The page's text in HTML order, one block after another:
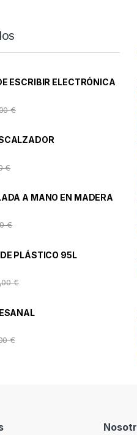
ESCRIBIR ELECTRÓNICA
€
€
A MANO EN MADERA
€
PLÁSTICO 95L
€
€